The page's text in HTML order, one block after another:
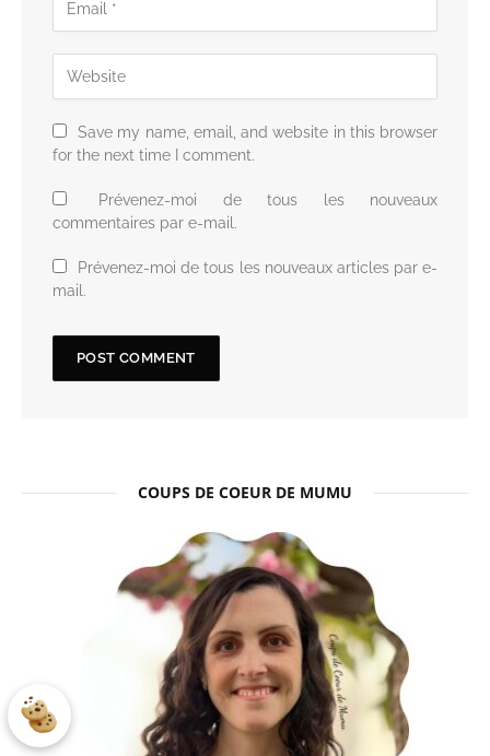
Save my name, email, and website in this browser
for the next time I comment.
Prévenez-moi de tous les nouveaux
commentaires par e-mail.
Prévenez-moi de tous les nouveaux articles par e-
mail.
COUPS DE COEUR DE MUMU